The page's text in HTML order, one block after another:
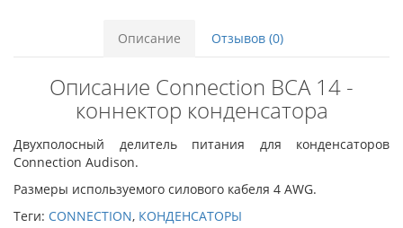
Описание Отзывов (0)
Описание Connection BCA 14 -
коннектор конденсатора
Двухполосный делитель питания для конденсаторов
Connection Audison.
Размеры используемого силового кабеля 4 AWG.
Теги: CONNECTION, КОНДЕНСАТОРЫ